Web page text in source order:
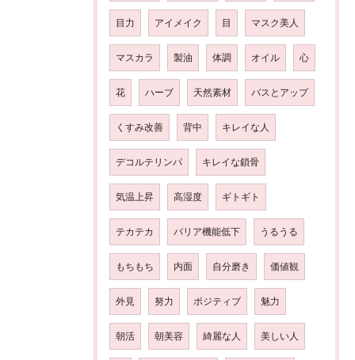
目力 アイメイク 目 マスク美人
マスカラ 製油 体調 オイル 心
花 ハーブ 天然素材 バスとアップ
くすみ改善 背中 キレイな人
デコルテリンパ キレイな鎖骨
気温上昇 高湿度 ギトギト
テカテカ バリア機能低下 うるうる
もちもち 内面 自分磨き 価値観
外見 努力 ポジティブ 魅力
朝活 朝美容 綺麗な人 美しい人